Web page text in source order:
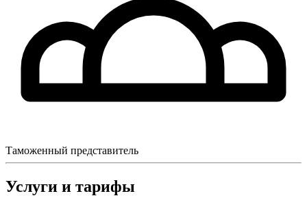
Таможенный представитель
Услуги и тарифы